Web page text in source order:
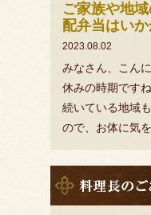
ご家族や地
配弁当はい
2023.08.02
みなさん、こん
休みの時期です
続いている地域
ので、お体に気を
料
理
長